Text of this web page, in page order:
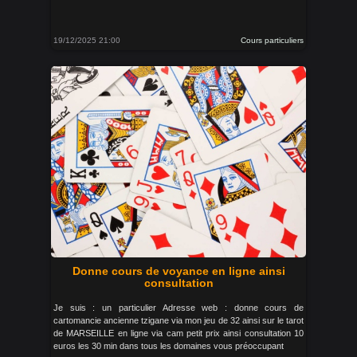
19/12/2025 21:00 Cours particuliers
Donne cours de voyance en ligne ainsi
consultation
Je suis : un particulier Adresse web : donne cours de
cartomancie ancienne tzigane via mon jeu de 32 ainsi sur le tarot
de MARSEILLE en ligne via cam petit prix ainsi consultation 10
euros les 30 min dans tous les domaines vous préoccupant